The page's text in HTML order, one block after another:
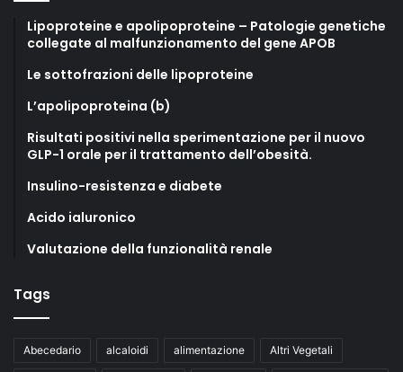
Lipoproteine e apolipoproteine – Patologie genetiche
collegate al malfunzionamento del gene APOB
Le sottofrazioni delle lipoproteine
L’apolipoproteina (b)
Risultati positivi nella sperimentazione per il nuovo
GLP-1 orale per il trattamento dell’obesità.
Insulino-resistenza e diabete
Acido ialuronico
Valutazione della funzionalità renale
Tags
Abecedario alcaloidi alimentazione Altri Vegetali